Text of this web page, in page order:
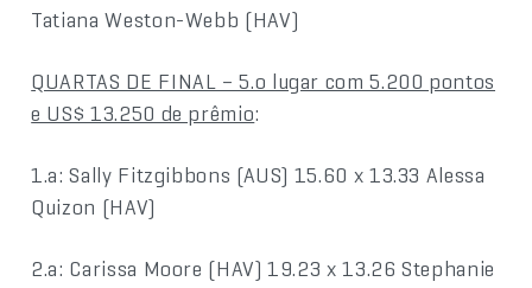
Tatiana Weston-Webb (HAV)
QUARTAS DE FINAL – 5.o lugar com 5.200 pontos
e US$ 13.250 de prêmio:
1.a: Sally Fitzgibbons (AUS) 15.60 x 13.33 Alessa
Quizon (HAV)
2.a: Carissa Moore (HAV) 19.23 x 13.26 Stephanie